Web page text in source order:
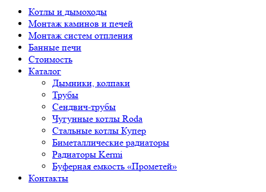
Котлы и дымоходы
Монтаж каминов и печей
Монтаж систем отпления
Банные печи
Стоимость
Каталог
Дымники, колпаки
Трубы
Сендвич-трубы
Чугунные котлы Roda
Стальные котлы Купер
Биметаллические радиаторы
Радиаторы Kermi
Буферная емкость «Прометей»
Контакты